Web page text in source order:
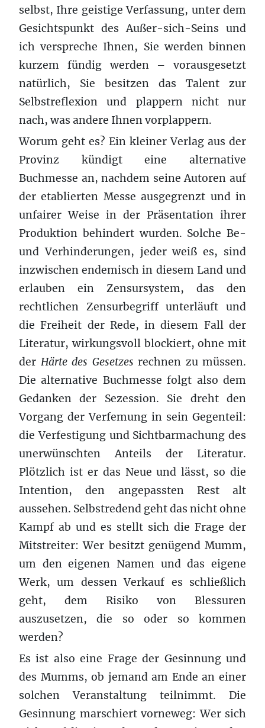
selbst, Ihre geistige Verfassung, unter dem
Gesichtspunkt des Außer-sich-Seins und
ich verspreche Ihnen, Sie werden binnen
kurzem fündig werden – vorausgesetzt
natürlich, Sie besitzen das Talent zur
Selbstreflexion und plappern nicht nur
nach, was andere Ihnen vorplappern.
Worum geht es? Ein kleiner Verlag aus der
Provinz kündigt eine alternative
Buchmesse an, nachdem seine Autoren auf
der etablierten Messe ausgegrenzt und in
unfairer Weise in der Präsentation ihrer
Produktion behindert wurden. Solche Be-
und Verhinderungen, jeder weiß es, sind
inzwischen endemisch in diesem Land und
erlauben ein Zensursystem, das den
rechtlichen Zensurbegriff unterläuft und
die Freiheit der Rede, in diesem Fall der
Literatur, wirkungsvoll blockiert, ohne mit
der Härte des Gesetzes rechnen zu müssen.
Die alternative Buchmesse folgt also dem
Gedanken der Sezession. Sie dreht den
Vorgang der Verfemung in sein Gegenteil:
die Verfestigung und Sichtbarmachung des
unerwünschten Anteils der Literatur.
Plötzlich ist er das Neue und lässt, so die
Intention, den angepassten Rest alt
aussehen. Selbstredend geht das nicht ohne
Kampf ab und es stellt sich die Frage der
Mitstreiter: Wer besitzt genügend Mumm,
um den eigenen Namen und das eigene
Werk, um dessen Verkauf es schließlich
geht, dem Risiko von Blessuren
auszusetzen, die so oder so kommen
werden?
Es ist also eine Frage der Gesinnung und
des Mumms, ob jemand am Ende an einer
solchen Veranstaltung teilnimmt. Die
Gesinnung marschiert vorneweg: Wer sich